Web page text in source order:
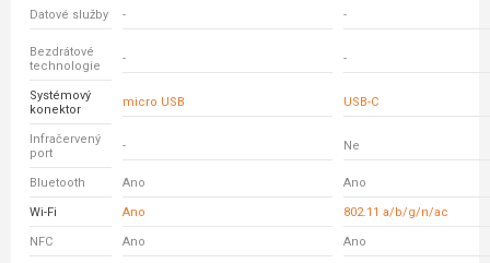
Datové služby
- -
Bezdrátové
technologie
- -
Systémový
konektor
micro USB USB-C
Infračervený
port
- Ne
Bluetooth Ano Ano
Wi-Fi Ano 802.11 a/b/g/n/ac
NFC Ano Ano